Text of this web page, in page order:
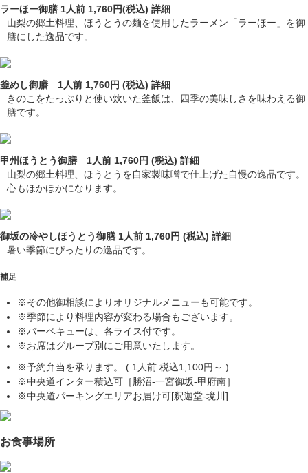
ラーほー御膳 1人前 1,760円(税込) 詳細
山梨の郷土料理、ほうとうの麺を使用したラーメン「ラーほー」を御
膳にした逸品です。
釜めし御膳 1人前 1,760円 (税込) 詳細
きのこをたっぷりと使い炊いた釜飯は、四季の美味しさを味わえる御
膳です。
甲州ほうとう御膳 1人前 1,760円 (税込) 詳細
山梨の郷土料理、ほうとうを自家製味噌で仕上げた自慢の逸品です。
心もほかほかになります。
御坂の冷やしほうとう御膳 1人前 1,760円 (税込) 詳細
暑い季節にぴったりの逸品です。
補足
※その他御相談によりオリジナルメニューも可能です。
※季節により料理内容が変わる場合もございます。
※バーベキューは、各ライス付です。
※お席はグループ別にご用意いたします。
※予約弁当を承ります。 ( 1人前 税込1,100円～ )
※中央道インター積込可［勝沼-一宮御坂-甲府南］
※中央道パーキングエリアお届け可[釈迦堂-境川]
お食事場所